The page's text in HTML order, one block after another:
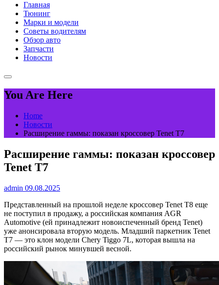
Главная
Тюнинг
Марки и модели
Советы водителям
Обзор авто
Запчасти
Новости
You Are Here
Home
Новости
Расширение гаммы: показан кроссовер Tenet T7
Расширение гаммы: показан кроссовер
Tenet T7
admin 09.08.2025
Представленный на прошлой неделе кроссовер Tenet T8 еще
не поступил в продажу, а российская компания AGR
Automotive (ей принадлежит новоиспеченный бренд Tenet)
уже анонсировала вторую модель. Младший паркетник Tenet
T7 — это клон модели Chery Tiggo 7L, которая вышла на
российский рынок минувшей весной.